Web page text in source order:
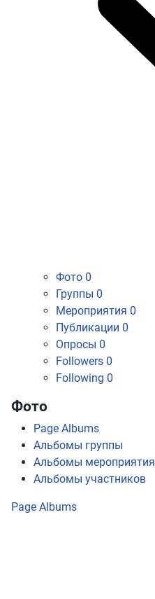
Фото 0
Группы 0
Мероприятия 0
Публикации 0
Опросы 0
Followers 0
Following 0
Фото
Page Albums
Альбомы группы
Альбомы мероприятия
Альбомы участников
Page Albums